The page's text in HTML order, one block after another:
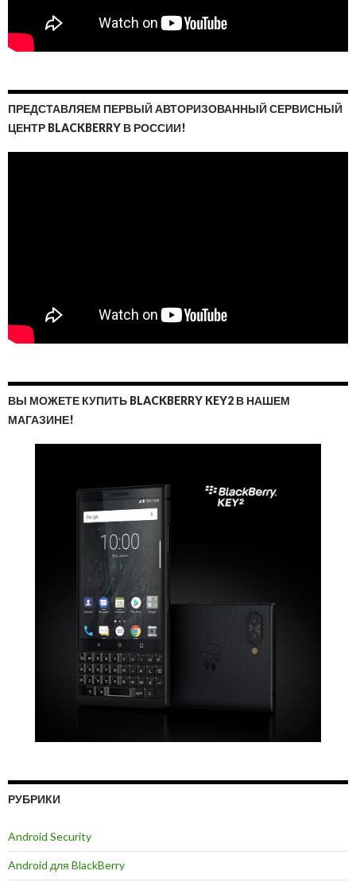
ПРЕДСТАВЛЯЕМ ПЕРВЫЙ АВТОРИЗОВАННЫЙ СЕРВИСНЫЙ
ЦЕНТР BLACKBERRY В РОССИИ!
ВЫ МОЖЕТЕ КУПИТЬ BLACKBERRY KEY2 В НАШЕМ
МАГАЗИНЕ!
РУБРИКИ
Android Security
Android для BlackBerry